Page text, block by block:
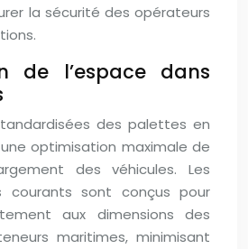
la sécurité des opérateurs
de l’espace dans
des palettes en
optimisation maximale de
des véhicules. Les
courants sont conçus pour
aux dimensions des
maritimes, minimisant